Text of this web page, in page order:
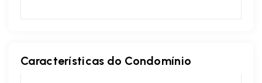
Características do Condomínio